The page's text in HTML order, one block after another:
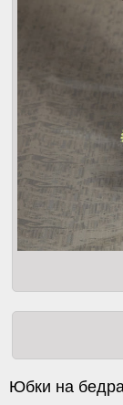
Юбки на